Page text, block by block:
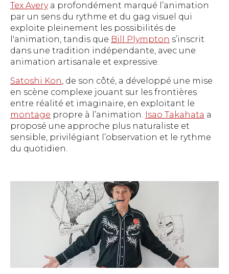
Tex Averya profondément marqué l’animation
par un sens du rythme et du gag visuel qui
exploite pleinement les possibilités de
l'animation, tandis que Bill Plympton s’inscrit
dans une tradition indépendante, avec une
animation artisanale et expressive.
Satoshi Kon, de son côté, a développé une mise
en scène complexe jouant sur les frontières
entre réalité et imaginaire, en exploitant le
montage propre à l’animation. Isao Takahata a
proposé une approche plus naturaliste et
sensible, privilégiant l’observation et le rythme
du quotidien.